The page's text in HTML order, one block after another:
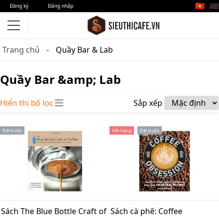
Đăng ký Đăng nhập 🇻🇳 🇺🇸
Trang chủ Quầy Bar & Lab
Quầy Bar &amp; Lab
Hiển thị bộ lọc Sắp xếp
Đặt trước
Sách The Blue Bottle Craft of
Hết hàng Đặt trước
Sách cà phê: Coffee